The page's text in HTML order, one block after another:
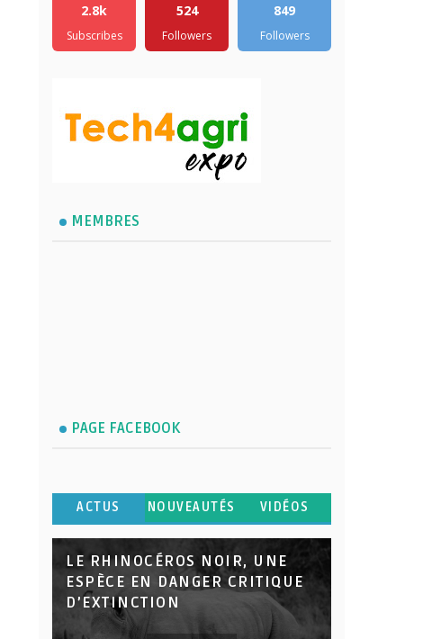
2.8k
Subscribes
524
Followers
849
Followers
MEMBRES
PAGE FACEBOOK
ACTUS NOUVEAUTÉS VIDÉOS
LE RHINOCÉROS NOIR, UNE
ESPÈCE EN DANGER CRITIQUE
D’EXTINCTION